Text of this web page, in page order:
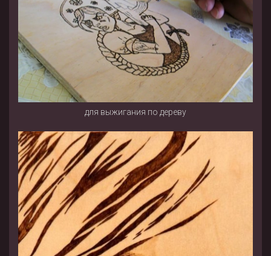
для выжигания по дереву